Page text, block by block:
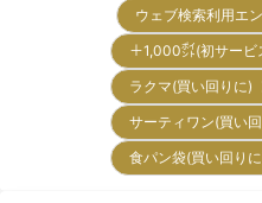
ウェブ検索利用エ
＋1,000㌽(初サー
ラクマ(買い回りに)
サーティワン(買い
食パン袋(買い回り